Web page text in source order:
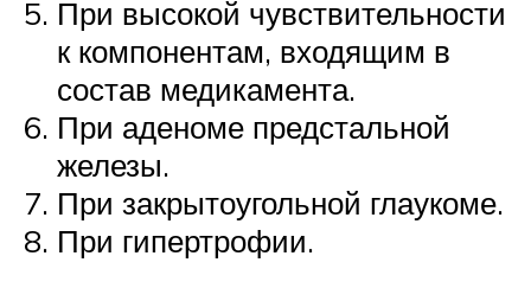
При высокой чувствительности
к компонентам, входящим в
состав медикамента.
При аденоме предстальной
железы.
При закрытоугольной глаукоме.
При гипертрофии.